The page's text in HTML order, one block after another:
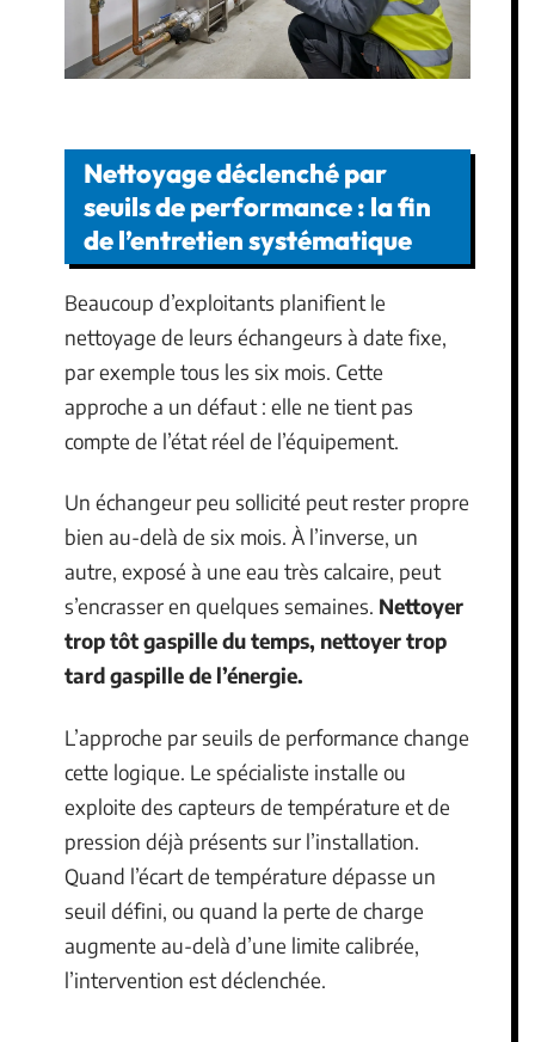
Nettoyage déclenché par
seuils de performance : la fin
de l’entretien systématique
Beaucoup d’exploitants planifient le
nettoyage de leurs échangeurs à date fixe,
par exemple tous les six mois. Cette
approche a un défaut : elle ne tient pas
compte de l’état réel de l’équipement.
Un échangeur peu sollicité peut rester propre
bien au-delà de six mois. À l’inverse, un
autre, exposé à une eau très calcaire, peut
s’encrasser en quelques semaines. Nettoyer
trop tôt gaspille du temps, nettoyer trop
tard gaspille de l’énergie.
L’approche par seuils de performance change
cette logique. Le spécialiste installe ou
exploite des capteurs de température et de
pression déjà présents sur l’installation.
Quand l’écart de température dépasse un
seuil défini, ou quand la perte de charge
augmente au-delà d’une limite calibrée,
l’intervention est déclenchée.